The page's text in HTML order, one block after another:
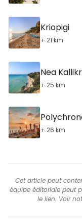
Kriopigi
+ 21 km
Nea
+ 25 km
+ 26 km
Cet article peut
équipe éditoriale peut
le lien. Voir